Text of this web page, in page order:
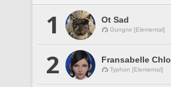
1 Ot Sad
Gungnir [Elemental]
2 Fransabelle
Typhon [Elemental]